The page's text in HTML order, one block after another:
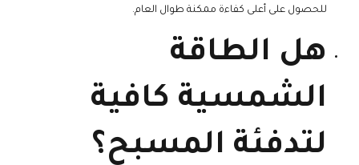
للحصول على أعلى كفاءة ممكنة طوال العام.
هل الطاقة
الشمسية كافية
لتدفئة المسبح؟